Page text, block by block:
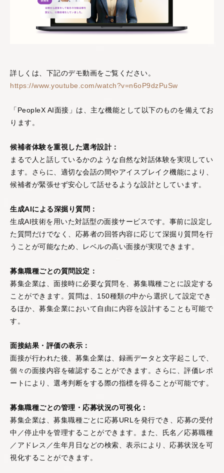
詳しくは、下記のデモ動画をご覧ください。
https://www.youtube.com/watch?v=n6oP9dzPuSw
「PeopleX AI面接」は、主な機能として以下のものを備えてお
ります。
候補者体験を重視した選考設計：
まるで人と話しているかのような自然な対話体験を実現してい
ます。さらに、適切な会話の間やアイスブレイク機能により、
候補者が緊張せず安心して話せるような設計としています。
生成AIによる深掘り質問：
生成AI技術を用いた対話型の面接サービスです。事前に設定し
た質問だけでなく、応募者の回答内容に応じて深掘り質問を行
うことが可能なため、レベルの高い面接が実現できます。
募集職種ごとの質問設定：
募集企業は、面接時に必要な質問を、募集職種ごとに設定する
ことができます。質問は、150種類の中から選択して設定でき
るほか、募集企業において自由に内容を設計することも可能で
す。
面接結果・評価の表示：
面接が行われた後、募集企業は、録画データと文字起こしで、
個々の面接内容を確認することができます。さらに、評価レポ
ートにより、選考判断をする際の指標を得ることが可能です。
募集職種ごとの管理・応募状況の可視化：
募集企業は、募集職種ごとに応募URLを発行でき、応募の受付
中／停止中を管理することができます。また、氏名／応募職種
／アドレス／生年月日などの検索、表示により、応募状況を可
視化することができます。